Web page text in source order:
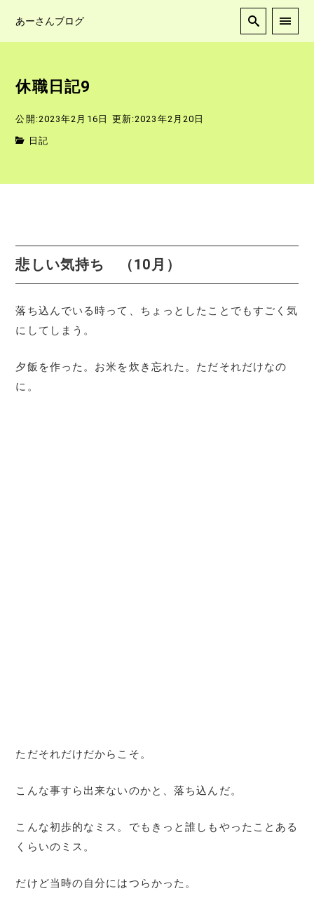
あーさんブログ
休職日記9
公開:2023年2月16日 更新:2023年2月20日
日記
悲しい気持ち （10月）
落ち込んでいる時って、ちょっとしたことでもすごく気
にしてしまう。
夕飯を作った。お米を炊き忘れた。ただそれだけなの
に。
ただそれだけだからこそ。
こんな事すら出来ないのかと、落ち込んだ。
こんな初歩的なミス。でもきっと誰しもやったことある
くらいのミス。
だけど当時の自分にはつらかった。